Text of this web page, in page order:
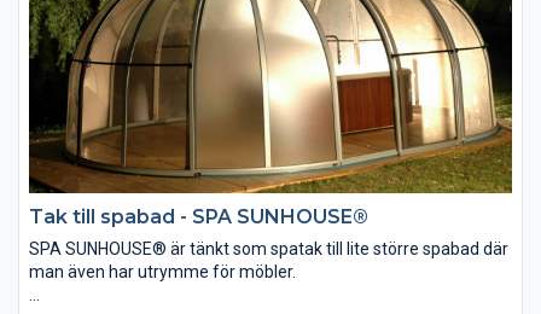
Tak till spabad - SPA SUNHOUSE®
SPA SUNHOUSE® är tänkt som spatak till lite större spabad där
man även har utrymme för möbler.